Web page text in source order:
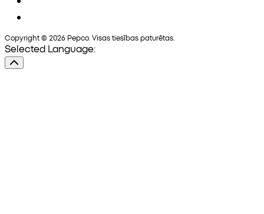
Copyright © 2026 Pepco. Visas tiesības paturētas.
Selected Language: